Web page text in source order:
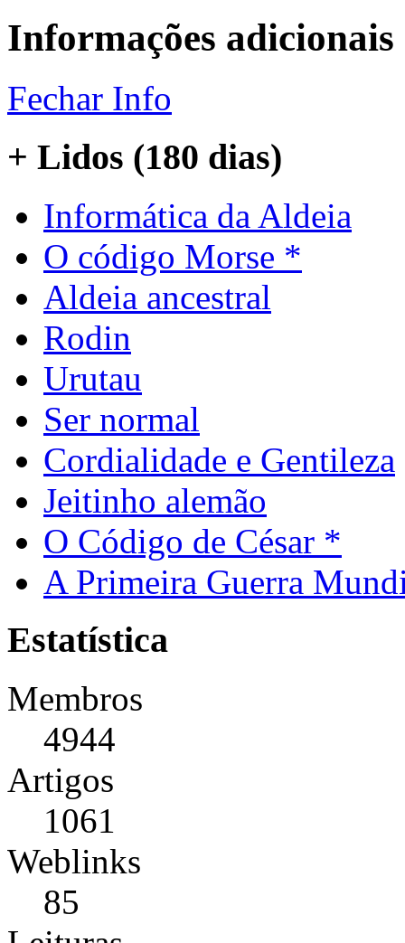
Informações adicionais
Fechar Info
+ Lidos (180 dias)
Informática da Aldeia
O código Morse *
Aldeia ancestral
Rodin
Urutau
Ser normal
Cordialidade e Gentileza
Jeitinho alemão
O Código de César *
A Primeira Guerra
Estatística
Membros
4944
Artigos
1061
Weblinks
85